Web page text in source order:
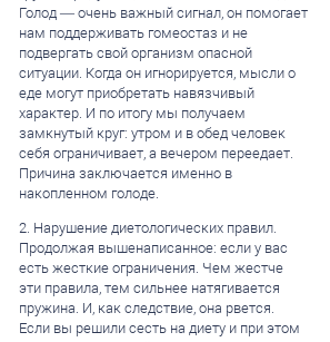
Голод — очень важный сигнал, он помогает
нам поддерживать гомеостаз и не
подвергать свой организм опасной
ситуации. Когда он игнорируется, мысли о
еде могут приобретать навязчивый
характер. И по итогу мы получаем
замкнутый круг: утром и в обед человек
себя ограничивает, а вечером переедает.
Причина заключается именно в
накопленном голоде.
2. Нарушение диетологических правил.
Продолжая вышенаписанное: если у вас
есть жесткие ограничения. Чем жестче
эти правила, тем сильнее натягивается
пружина. И, как следствие, она рвется.
Если вы решили сесть на диету и при этом